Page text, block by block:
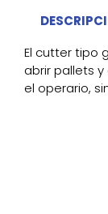
El cutter tipo
abrir pallets
el operario,